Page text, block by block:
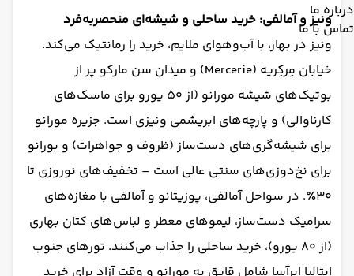
درباره ما
تماس با ما
ونیز و آمالفی: خرید ساحلی و شیشه‌ای منحصربه‌فرد
ونیز در بهار، با آب‌وهوای ملایم، خرید را رمانتیک می‌کند.
خیابان مِرکِریه (Mercerie) و میدان سن مارکو پر از
بوتیک‌های شیشه مورانو (از ۵۰ یورو برای ماسک‌های
کارناوالی) و پارچه‌های ابریشمی ونیزی است. جزیره مورانو
برای شیشه‌گری‌های دست‌ساز (ظروف و جواهرات) و بورانو
برای نخ‌دوزی‌های سنتی عالی است – تخفیف‌های نوروزی تا
۳۰٪. در سواحل آمالفی، پوزیتانو و آمالفی با مغازه‌های
سرامیک دست‌ساز، لیموهای معطر و لباس‌های کتان بهاری
(از ۸۰ یورو)، خرید ساحلی را جذاب می‌کنند. تورهای جنوب